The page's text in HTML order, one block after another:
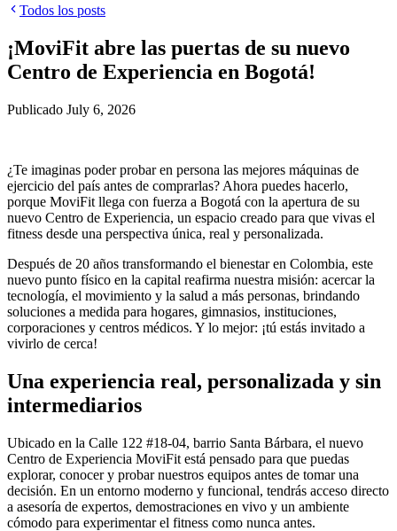
Todos los posts
¡MoviFit abre las puertas de su nuevo
Centro de Experiencia en Bogotá!
Publicado July 6, 2026
¿Te imaginas poder probar en persona las mejores máquinas de
ejercicio del país antes de comprarlas? Ahora puedes hacerlo,
porque MoviFit llega con fuerza a Bogotá con la apertura de su
nuevo Centro de Experiencia, un espacio creado para que vivas el
fitness desde una perspectiva única, real y personalizada.
Después de 20 años transformando el bienestar en Colombia, este
nuevo punto físico en la capital reafirma nuestra misión: acercar la
tecnología, el movimiento y la salud a más personas, brindando
soluciones a medida para hogares, gimnasios, instituciones,
corporaciones y centros médicos. Y lo mejor: ¡tú estás invitado a
vivirlo de cerca!
Una experiencia real, personalizada y sin
intermediarios
Ubicado en la Calle 122 #18-04, barrio Santa Bárbara, el nuevo
Centro de Experiencia MoviFit está pensado para que puedas
explorar, conocer y probar nuestros equipos antes de tomar una
decisión. En un entorno moderno y funcional, tendrás acceso directo
a asesoría de expertos, demostraciones en vivo y un ambiente
cómodo para experimentar el fitness como nunca antes.